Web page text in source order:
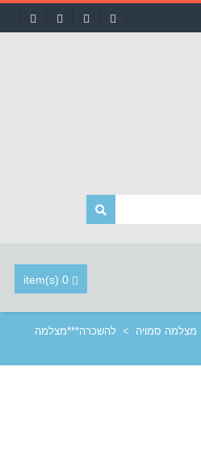
0 item(s)
מצלמה סמויה > להשכרה***מצלמה